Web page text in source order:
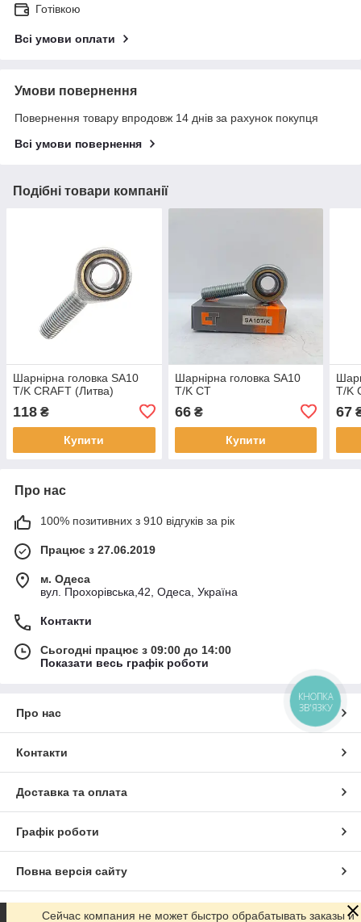
Готівкою
Всі умови оплати
Умови повернення
Повернення товару впродовж 14 днів за рахунок покупця
Всі умови повернення
Подібні товари компанії
Шарнірна головка SA10
T/K CRAFT (Литва)
118 ₴
Купити
Шарнірна головка SA10
T/K CT
66₴
Купити
T/K
67
Про нас
100% позитивних з 910 відгуків за рік
Працює з 27.06.2019
м. Одеса
вул. Прохорівська,42, Одеса, Україна
Контакти
Сьогодні працює з 09:00 до 14:00
Показати весь графік роботи
Про нас
Контакти
Доставка та оплата
Графік роботи
Повна версія сайту
Сайт створено на маркетплейсі Prom.ua
Сейчас компания не может быстро обрабатывать заказы и
КНОПКА
ЗВ'ЯЗКУ